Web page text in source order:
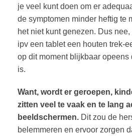
je veel kunt doen om er
de symptomen minder heftig te
het niet kunt genezen. Dus
ipv een tablet een houten trek-
op dit moment blijkbaar opeens
is.
Want, wordt er geroepen,
zitten veel te vaak en te lang
beeldschermen.Dit zou de
belemmeren en ervoor zorgen